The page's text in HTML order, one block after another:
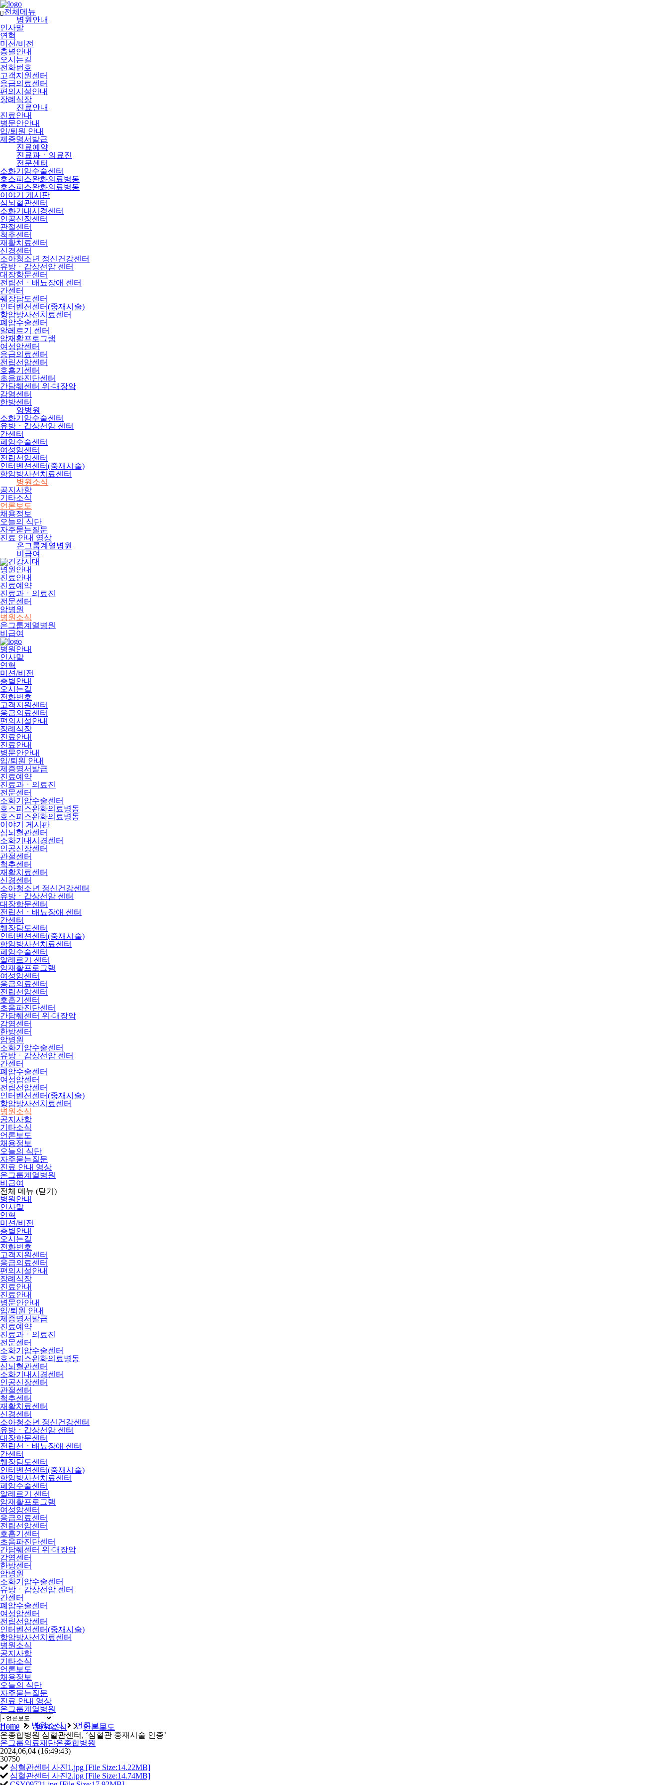
메
뉴
너
뛰
기
전체메뉴
병원안내
인사말
연혁
미션/비전
층별안내
오시는길
전화번호
고객지원센터
응급의료센터
편의시설안내
장례식장
진료안내
진료안내
병문안안내
입/퇴원 안내
제증명서발급
진료예약
진료과ㆍ의료진
전문센터
소화기암수술센터
호스피스완화의료병동
호스피스완화의료병동
이야기 게시판
심뇌혈관센터
소화기내시경센터
인공신장센터
관절센터
척추센터
재활치료센터
신경센터
소아청소년 정신건강센터
유방ㆍ갑상선암 센터
대장항문센터
전립선ㆍ배뇨장애 센터
간센터
췌장담도센터
인터벤션센터(중재시술)
항암방사선치료센터
폐암수술센터
알레르기 센터
암재활프로그램
여성암센터
응급의료센터
전립선암센터
호흡기센터
초음파진단센터
간담췌센터 위·대장암
감염센터
한방센터
암병원
소화기암수술센터
유방ㆍ갑상선암 센터
간센터
폐암수술센터
여성암센터
전립선암센터
인터벤션센터(중재시술)
항암방사선치료센터
병원소식
공지사항
기타소식
언론보도
채용정보
오늘의 식단
자주묻는질문
진료 안내 영상
온그룹계열병원
비급여
병원안내
진료안내
진료예약
진료과ㆍ의료진
전문센터
암병원
병원소식
온그룹계열병원
비급여
병원안내
인사말
연혁
미션/비전
층별안내
오시는길
전화번호
고객지원센터
응급의료센터
편의시설안내
장례식장
진료안내
진료안내
병문안안내
입/퇴원 안내
제증명서발급
진료예약
진료과ㆍ의료진
전문센터
소화기암수술센터
호스피스완화의료병동
호스피스완화의료병동
이야기 게시판
심뇌혈관센터
소화기내시경센터
인공신장센터
관절센터
척추센터
재활치료센터
신경센터
소아청소년 정신건강센터
유방ㆍ갑상선암 센터
대장항문센터
전립선ㆍ배뇨장애 센터
간센터
췌장담도센터
인터벤션센터(중재시술)
항암방사선치료센터
폐암수술센터
알레르기 센터
암재활프로그램
여성암센터
응급의료센터
전립선암센터
호흡기센터
초음파진단센터
간담췌센터 위·대장암
감염센터
한방센터
암병원
소화기암수술센터
유방ㆍ갑상선암 센터
간센터
폐암수술센터
여성암센터
전립선암센터
인터벤션센터(중재시술)
항암방사선치료센터
병원소식
공지사항
기타소식
언론보도
채용정보
오늘의 식단
자주묻는질문
진료 안내 영상
온그룹계열병원
비급여
전체 메뉴 (닫기)
병원안내
인사말
연혁
미션/비전
층별안내
오시는길
전화번호
고객지원센터
응급의료센터
편의시설안내
장례식장
진료안내
진료안내
병문안안내
입/퇴원 안내
제증명서발급
진료예약
진료과ㆍ의료진
전문센터
소화기암수술센터
호스피스완화의료병동
심뇌혈관센터
소화기내시경센터
인공신장센터
관절센터
척추센터
재활치료센터
신경센터
소아청소년 정신건강센터
유방ㆍ갑상선암 센터
대장항문센터
전립선ㆍ배뇨장애 센터
간센터
췌장담도센터
인터벤션센터(중재시술)
항암방사선치료센터
폐암수술센터
알레르기 센터
암재활프로그램
여성암센터
응급의료센터
전립선암센터
호흡기센터
초음파진단센터
간담췌센터 위·대장암
감염센터
한방센터
암병원
소화기암수술센터
유방ㆍ갑상선암 센터
간센터
폐암수술센터
여성암센터
전립선암센터
인터벤션센터(중재시술)
항암방사선치료센터
병원소식
공지사항
기타소식
언론보도
채용정보
오늘의 식단
자주묻는질문
진료 안내 영상
온그룹계열병원
비급여
Home
병원소식 언론보도
Home 병원소식
언론보도
온종합병원 심혈관센터, ‘심혈관 중재시술 인증’
온그룹의료재단온종합병원
2024,06,04 (16:49:43)
30750
심혈관센터 사진1.jpg [File Size:14.22MB]
심혈관센터 사진2.jpg [File Size:14.74MB]